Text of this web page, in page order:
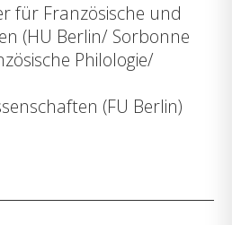
für Französische und
(HU Berlin/ Sorbonne
Philologie/
(FU Berlin)